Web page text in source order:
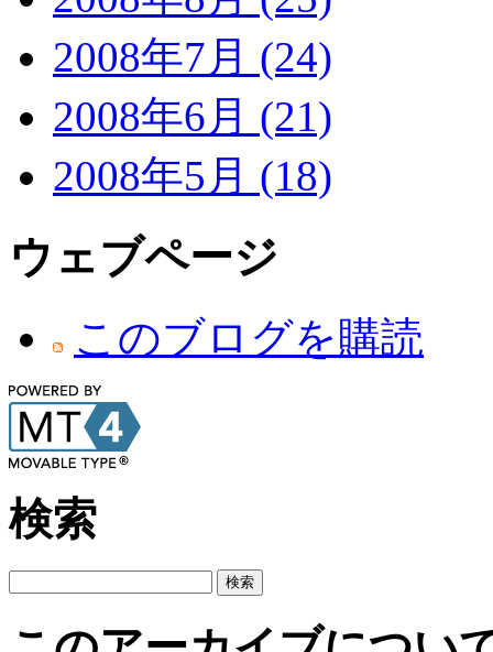
2008年7月 (24)
2008年6月 (21)
2008年5月 (18)
ウェブページ
このブログを購読
検索